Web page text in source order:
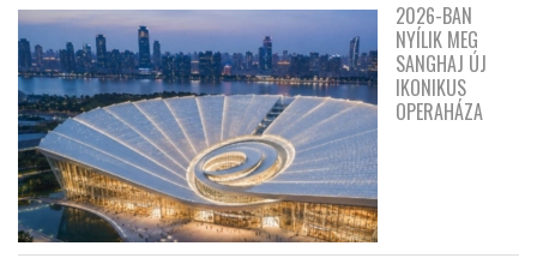
2026-BAN
NYÍLIK MEG
SANGHAJ ÚJ
IKONIKUS
OPERAHÁZA